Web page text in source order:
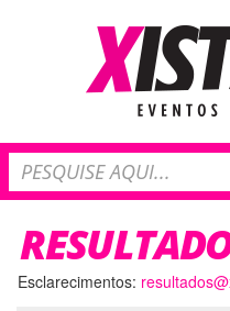
Esclarecimentos: